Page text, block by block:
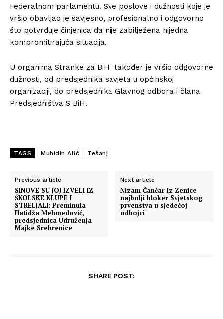
Federalnom parlamentu. Sve poslove i dužnosti koje je
vršio obavljao je savjesno, profesionalno i odgovorno
što potvrđuje činjenica da nije zabilježena nijedna
kompromitirajuća situacija.
U organima Stranke za BiH također je vršio odgovorne
dužnosti, od predsjednika savjeta u općinskoj
organizaciji, do predsjednika Glavnog odbora i člana
Predsjedništva S BiH.
TAGS Muhidin Alić Tešanj
Previous article
SINOVE SU JOJ IZVELI IZ
ŠKOLSKE KLUPE I
STRELJALI: Preminula
Hatidža Mehmedović,
predsjednica Udruženja
Majke Srebrenice
Next article
Nizam Čančar iz Zenice
najbolji bloker Svjetskog
prvenstva u sjedećoj
odbojci
SHARE POST: